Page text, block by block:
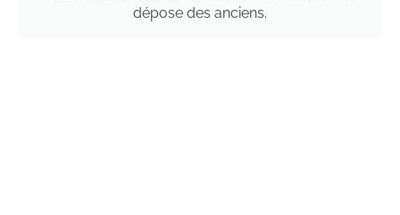
dépose des anciens.